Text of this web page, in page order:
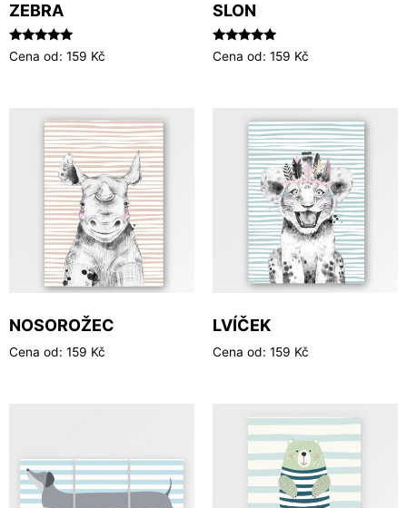
ZEBRA
Hodnocení
5.00
Cena od: 159 Kč
SLON
Hodnocení
5.00
Cena od: 159 Kč
NOSOROŽEC
Cena od: 159 Kč
LVÍČEK
Cena od: 159 Kč